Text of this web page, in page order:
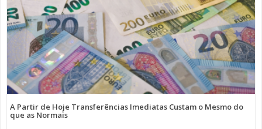
A Partir de Hoje Transferências Imediatas Custam o Mesmo do
que as Normais